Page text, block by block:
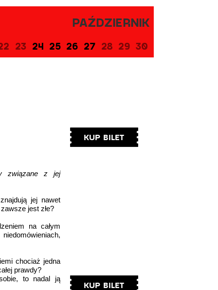
PAŹDZIERNIK
23 24 25 26 27 28 29 30
związane z jej
jej nawet
jest złe?
na całym
chociaż jedna
prawdy?
to nadal ją
KUP BILET
KUP BILET